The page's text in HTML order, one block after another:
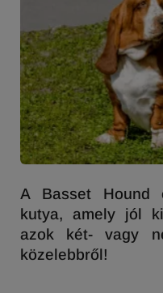
A Basset Hound
kutya, amely jól
azok két- vagy
közelebbről!